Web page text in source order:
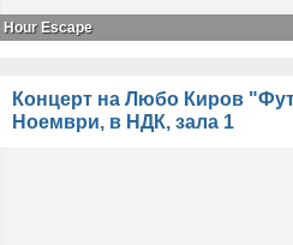
Hour Escape
Концерт на Любо Киров
Ноември, в НДК, зала 1